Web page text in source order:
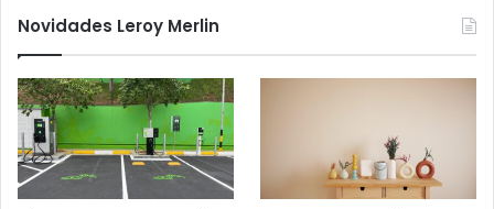
Novidades Leroy Merlin